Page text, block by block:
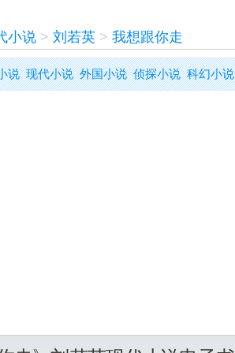
小说> 刘若英> 我想跟你走
说 现代小说 外国小说 侦探小说 科幻小说